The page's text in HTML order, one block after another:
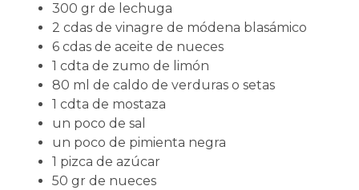
300 gr de lechuga
2 cdas de vinagre de módena blasámico
6 cdas de aceite de nueces
1 cdta de zumo de limón
80 ml de caldo de verduras o setas
1 cdta de mostaza
un poco de sal
un poco de pimienta negra
1 pizca de azúcar
50 gr de nueces